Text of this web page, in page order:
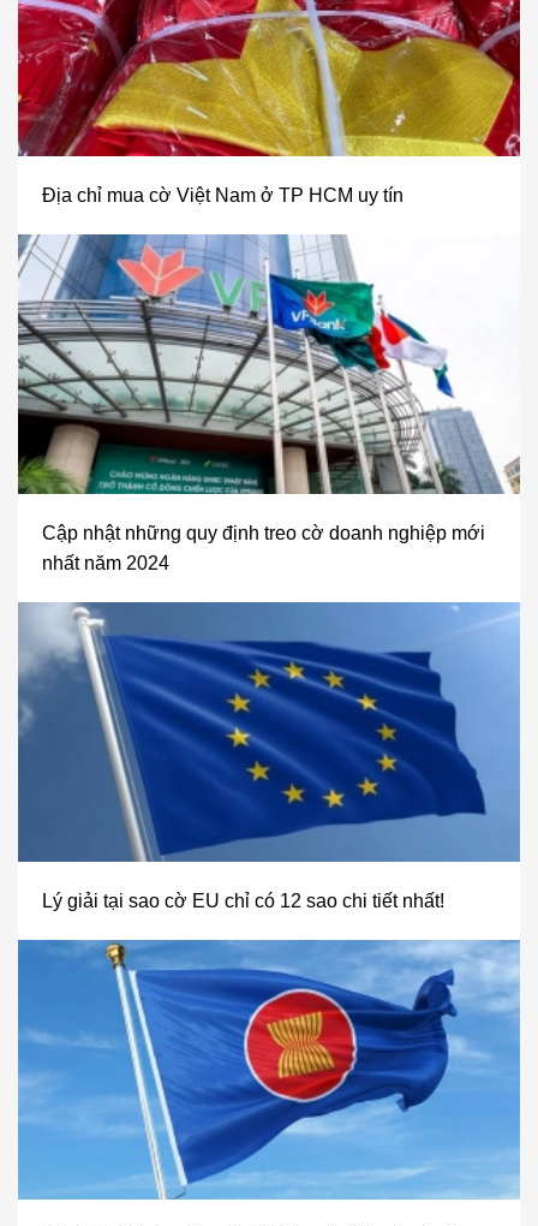
Địa chỉ mua cờ Việt Nam ở TP HCM uy tín
Cập nhật những quy định treo cờ doanh nghiệp mới
nhất năm 2024
Lý giải tại sao cờ EU chỉ có 12 sao chi tiết nhất!